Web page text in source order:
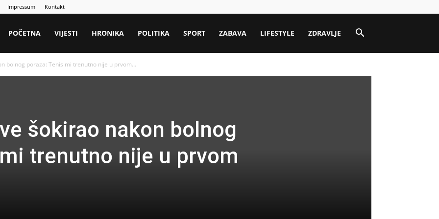
Impressum Kontakt
POČETNA VIJESTI HRONIKA POLITIKA SPORT ZABAVA LIFESTYLE ZDRAVLJE
bolnog poraza: Tenis mi trenutno nije u prvom...
šokirao nakon bolnog
trenutno nije u prvom